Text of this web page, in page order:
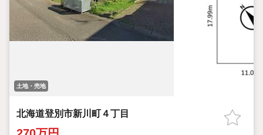
土地・売地
北海道登別市新川町４丁目